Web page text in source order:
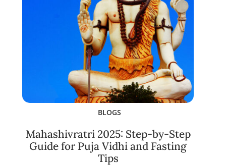
BLOGS
Mahashivratri 2025: Step-by-Step
Guide for Puja Vidhi and Fasting
Tips